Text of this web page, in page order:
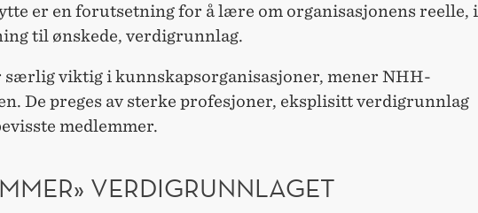
er en forutsetning for å lære om organisasjonens reelle, i
til ønskede, verdigrunnlag.
særlig viktig i kunnskapsorganisasjoner, mener NHH-
De preges av sterke profesjoner, eksplisitt verdigrunnlag
medlemmer.
VERDIGRUNNLAGET